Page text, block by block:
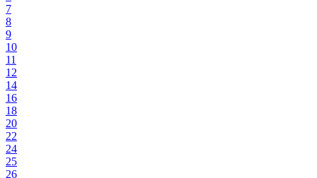
7
8
9
10
11
12
14
16
18
20
22
24
25
26